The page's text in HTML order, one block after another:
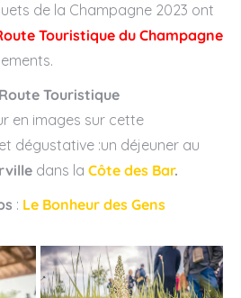
de la Champagne 2023 ont
Touristique du Champagne
Touristique
en images sur cette
dégustative :un déjeuner au
dans la Côte des Bar.
: Le Bonheur des Gens